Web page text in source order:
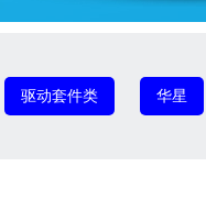
驱动套件类 华星